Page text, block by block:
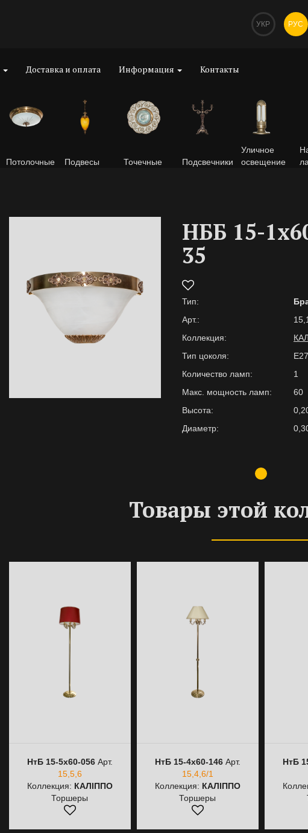
УКР РУС
Доставка и оплата Информация Контакты
Потолочные Подвесы Точечные Подсвечники
Уличное
освещение
НББ 15-
35
Тип:
Арт.:
Коллекция:
Тип цоколя:
E27
Количество ламп:
1
Макс. мощность ламп:
60
Высота:
Диаметр:
Товары этой
НтБ 15-5х60-056Арт.
15,5,6
Коллекция: КАЛІППО
Торшеры
НтБ 15-4х60-146Арт.
15,4,6/1
Коллекция: КАЛІППО
Торшеры
НтБ